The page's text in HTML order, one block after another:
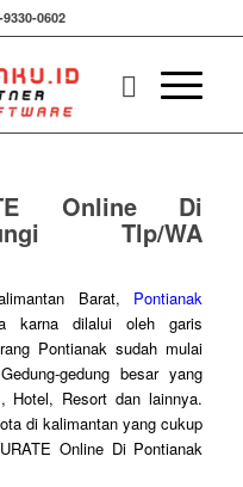
0602
Online Di
Tlp/WA
Barat, Pontianak
karna dilalui oleh garis
Pontianak sudah mulai
gedung besar yang
Hotel, Resort dan lainnya.
di kalimantan yang cukup
Online Di Pontianak